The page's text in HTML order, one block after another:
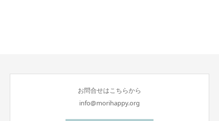
お問合せはこちらから
info@morihappy.org